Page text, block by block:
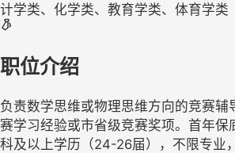
计学类、化学类、教育学类、体育学类
职位介绍
负责数学思维或物理思维方向的竞赛辅
赛学习经验或市省级竞赛奖项。首年保
科及以上学历（24-26届），不限专业